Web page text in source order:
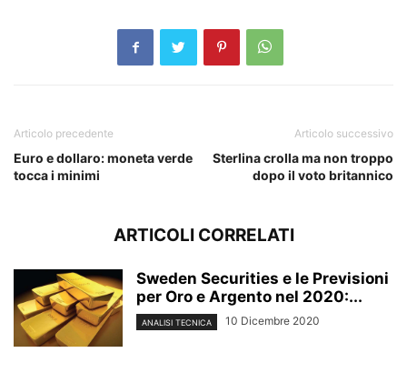
Articolo precedente
Euro e dollaro: moneta verde
tocca i minimi
Articolo successivo
Sterlina crolla ma non troppo
dopo il voto britannico
ARTICOLI CORRELATI
Sweden Securities e le Previsioni
per Oro e Argento nel 2020:...
ANALISI TECNICA 10 Dicembre 2020